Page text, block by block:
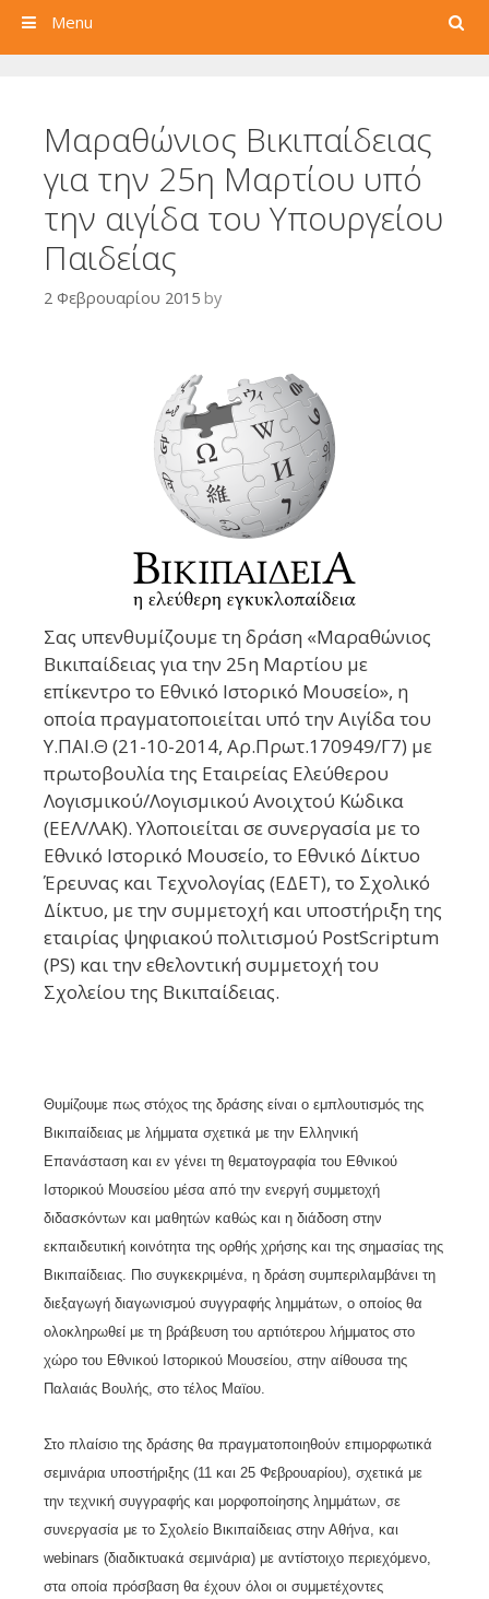
Search
Menu
Μαραθώνιος Βικιπαίδειας
για την 25η Μαρτίου υπό
την αιγίδα του Υπουργείου
Παιδείας
2 Φεβρουαρίου 2015 by
Σας υπενθυμίζουμε τη δράση «Μαραθώνιος
Βικιπαίδειας για την 25η Μαρτίου με
επίκεντρο το Εθνικό Ιστορικό Μουσείο», η
οποία πραγματοποιείται υπό την Αιγίδα του
Υ.ΠΑΙ.Θ (21-10-2014, Αρ.Πρωτ.170949/Γ7) με
πρωτοβουλία της Εταιρείας Ελεύθερου
Λογισμικού/Λογισμικού Ανοιχτού Κώδικα
(ΕΕΛ/ΛΑΚ). Υλοποιείται σε συνεργασία με το
Εθνικό Ιστορικό Μουσείο, το Εθνικό Δίκτυο
Έρευνας και Τεχνολογίας (ΕΔΕΤ), το Σχολικό
Δίκτυο, με την συμμετοχή και υποστήριξη της
εταιρίας ψηφιακού πολιτισμού PostScriptum
(PS) και την εθελοντική συμμετοχή του
Σχολείου της Βικιπαίδειας.
Θυμίζουμε πως στόχος της δράσης είναι ο εμπλουτισμός της
Βικιπαίδειας με λήμματα σχετικά με την Ελληνική
Επανάσταση και εν γένει τη θεματογραφία του Εθνικού
Ιστορικού Μουσείου μέσα από την ενεργή συμμετοχή
διδασκόντων και μαθητών καθώς και η διάδοση στην
εκπαιδευτική κοινότητα της ορθής χρήσης και της σημασίας της
Βικιπαίδειας. Πιο συγκεκριμένα, η δράση συμπεριλαμβάνει τη
διεξαγωγή διαγωνισμού συγγραφής λημμάτων, ο οποίος θα
ολοκληρωθεί με τη βράβευση του αρτιότερου λήμματος στο
χώρο του Εθνικού Ιστορικού Μουσείου, στην αίθουσα της
Παλαιάς Βουλής, στο τέλος Μαϊου.
Στο πλαίσιο της δράσης θα πραγματοποιηθούν επιμορφωτικά
σεμινάρια υποστήριξης (11 και 25 Φεβρουαρίου), σχετικά με
την τεχνική συγγραφής και μορφοποίησης λημμάτων, σε
συνεργασία με το Σχολείο Βικιπαίδειας στην Αθήνα, και
webinars (διαδικτυακά σεμινάρια) με αντίστοιχο περιεχόμενο,
στα οποία πρόσβαση θα έχουν όλοι οι συμμετέχοντες